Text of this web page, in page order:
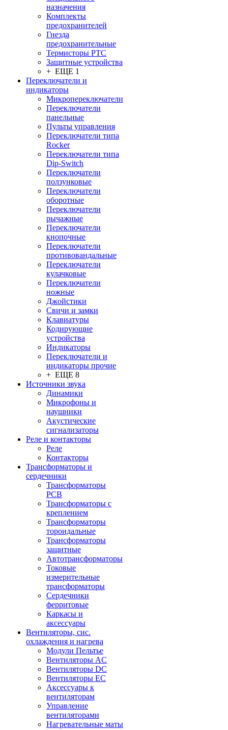
назначения
Комплекты
предохранителей
Гнезда
предохранительные
Термисторы PTC
Защитные устройства
+ ЕЩЕ 1
Переключатели и
индикаторы
Микропереключатели
Переключатели
панельные
Пульты управления
Переключатели типа
Rocker
Переключатели типа
Dip-Switch
Переключатели
ползунковые
Переключатели
оборотные
Переключатели
рычажные
Переключатели
кнопочные
Переключатели
противовандальные
Переключатели
кулачковые
Переключатели
ножные
Джойстики
Свичи и замки
Клавиатуры
Кодирующие
устройства
Индикаторы
Переключатели и
индикаторы прочие
+ ЕЩЕ 8
Источники звука
Динамики
Микрофоны и
наушники
Акустические
сигнализаторы
Реле и контакторы
Реле
Контакторы
Трансформаторы и
сердечники
Трансформаторы
PCB
Трансформаторы с
креплением
Трансформаторы
тороидальные
Трансформаторы
защитные
Автотрансформаторы
Токовые
измерительные
трансформаторы
Сердечники
ферритовые
Каркасы и
аксессуары
Вентиляторы, сис.
охлаждения и нагрева
Модули Пельтье
Вентиляторы AC
Вентиляторы DC
Вентиляторы EC
Аксессуары к
вентиляторам
Управление
вентиляторами
Нагревательные маты